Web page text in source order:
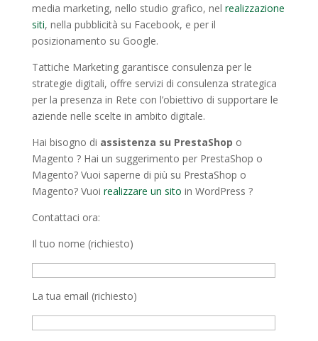
media marketing, nello studio grafico, nel realizzazione
siti, nella pubblicità su Facebook, e per il
posizionamento su Google.
Tattiche Marketing garantisce consulenza per le
strategie digitali, offre servizi di consulenza strategica
per la presenza in Rete con l’obiettivo di supportare le
aziende nelle scelte in ambito digitale.
Hai bisogno di assistenza su PrestaShop o
Magento ? Hai un suggerimento per PrestaShop o
Magento? Vuoi saperne di più su PrestaShop o
Magento? Vuoi realizzare un sito in WordPress ?
Contattaci ora:
Il tuo nome (richiesto)
La tua email (richiesto)